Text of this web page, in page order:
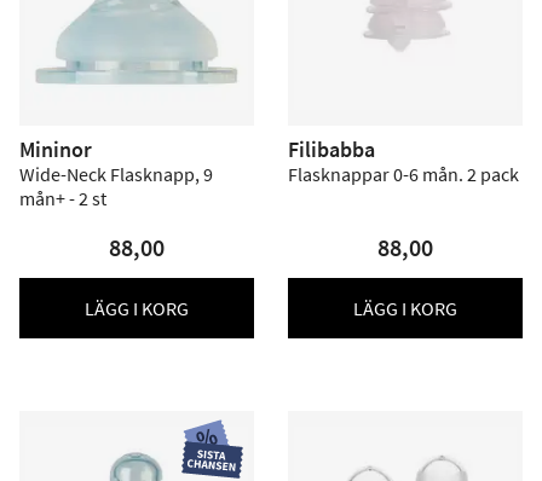
Mininor
Wide-Neck Flasknapp, 9
mån+ - 2 st
88,00
LÄGG I KORG
Filibabba
Flasknappar 0-6 mån. 2 pack
88,00
LÄGG I KORG